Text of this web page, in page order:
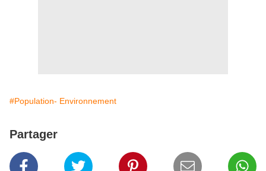
#Population- Environnement
Partager